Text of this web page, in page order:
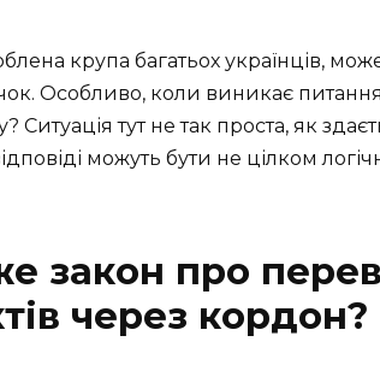
крупа багатьох українців,
Особливо, коли виникає
Ситуація тут не так проста, як
можуть бути не цілком
закон про
через кордон?